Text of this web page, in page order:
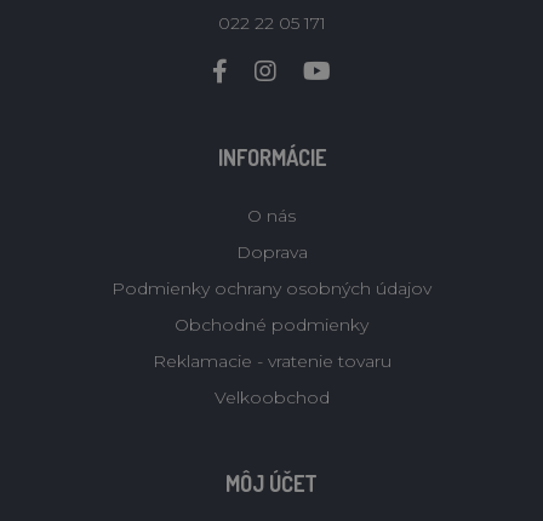
022 22 05 171
INFORMÁCIE
O nás
Doprava
Podmienky ochrany osobných údajov
Obchodné podmienky
Reklamacie - vratenie tovaru
Velkoobchod
MÔJ ÚČET